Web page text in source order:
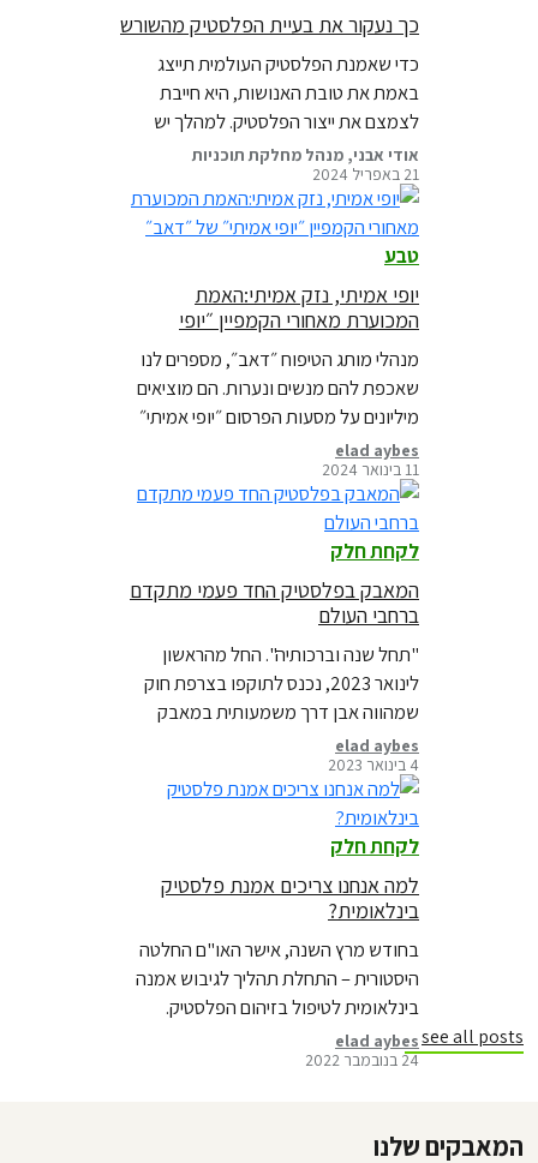
כך נעקור את בעיית הפלסטיק מהשורש
כדי שאמנת הפלסטיק העולמית תייצג
באמת את טובת האנושות, היא חייבת
לצמצם את ייצור הפלסטיק. למהלך יש
תמיכה ציבורית נרחבת ברחבי העולם
אודי אבני, מנהל מחלקת תוכניות
21 באפריל 2024
טבע
יופי אמיתי, נזק אמיתי:האמת
המכוערת מאחורי הקמפיין ״יופי
אמיתי״ של ״דאב״
מנהלי מותג הטיפוח ״דאב״, מספרים לנו
שאכפת להם מנשים ונערות. הם מוציאים
מיליונים על מסעות הפרסום ״יופי אמיתי״
כדי לשכנע את כולנו שהעסק שלהם הוא
כוח חיובי בעולם. אבל מאחורי יחסי הציבור
היפים, יש סיפור אמיתי על נזק אמיתי מאוד.
elad aybes
11 בינואר 2024
לקחת חלק
המאבק בפלסטיק החד פעמי מתקדם
ברחבי העולם
"תחל שנה וברכותיה". החל מהראשון
לינואר 2023, נכנס לתוקפו בצרפת חוק
שמהווה אבן דרך משמעותית במאבק
הגלובלי נגד זיהום פלסטיק.החוק הזה
מתווסף לשורה ארוכה של חוקים
שמבקשים להילחם בזיהום הפלסטיק בכל
רחבי העולם
elad aybes
4 בינואר 2023
לקחת חלק
למה אנחנו צריכים אמנת פלסטיק
בינלאומית?
בחודש מרץ השנה, אישר האו"ם החלטה
היסטורית – התחלת תהליך לגיבוש אמנה
בינלאומית לטיפול בזיהום הפלסטיק.
הפגישה הראשונה לקידום האמנה תערך
בקרוב. מה צפוי להיות בה? כיצד תהפוך
elad aybes
24 בנובמבר 2022
see all posts
המאבקים שלנו